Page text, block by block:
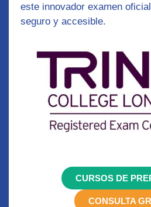
este innovador examen
seguro y accesible.
CURSOS DE
CONSULTA